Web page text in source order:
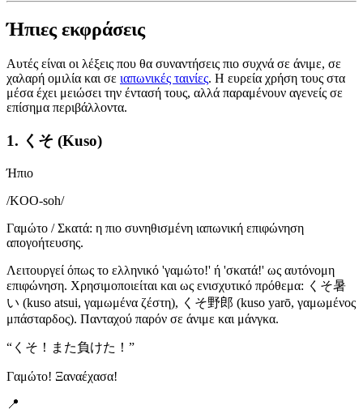
Ήπιες εκφράσεις
Αυτές είναι οι λέξεις που θα συναντήσεις πιο συχνά σε άνιμε, σε
χαλαρή ομιλία και σε ιαπωνικές ταινίες. Η ευρεία χρήση τους στα
μέσα έχει μειώσει την έντασή τους, αλλά παραμένουν αγενείς σε
επίσημα περιβάλλοντα.
1. くそ (Kuso)
Ήπιο
/KOO-soh/
Γαμώτο / Σκατά: η πιο συνηθισμένη ιαπωνική επιφώνηση
απογοήτευσης.
Λειτουργεί όπως το ελληνικό 'γαμώτο!' ή 'σκατά!' ως αυτόνομη
επιφώνηση. Χρησιμοποιείται και ως ενισχυτικό πρόθεμα: くそ暑
い (kuso atsui, γαμωμένα ζέστη), くそ野郎 (kuso yarō, γαμωμένος
μπάσταρδος). Πανταχού παρόν σε άνιμε και μάνγκα.
“ くそ！また負けた！ ”
Γαμώτο! Ξαναέχασα!
📍